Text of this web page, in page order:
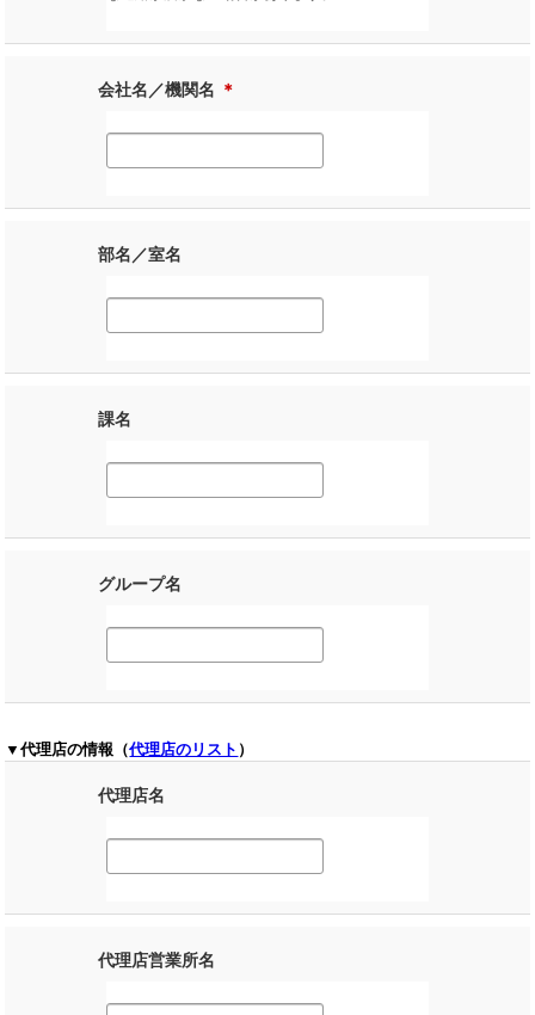
会社名／機関名 ＊
部名／室名
課名
グループ名
▼代理店の情報（代理店のリスト ）
代理店名
代理店営業所名